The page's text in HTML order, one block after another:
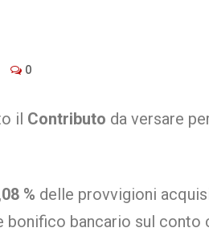
0
il Contributo da versare
% delle provvigioni
bonifico bancario sul conto